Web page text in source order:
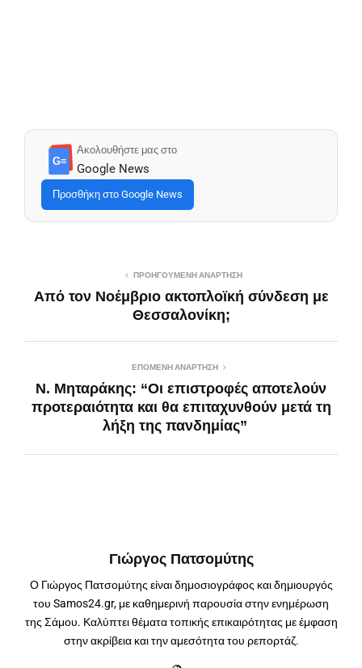
G≡
Ακολουθήστε μας στο
Google News
Προσθήκη στο Google News
ΠΡΟΗΓΟΎΜΕΝΗ ΑΝΆΡΤΗΣΗ
Από τον Νοέμβριο ακτοπλοϊκή σύνδεση με
Θεσσαλονίκη;
ΕΠΌΜΕΝΗ ΑΝΆΡΤΗΣΗ
Ν. Μηταράκης: “Οι επιστροφές αποτελούν
προτεραιότητα και θα επιταχυνθούν μετά τη
λήξη της πανδημίας”
Γιώργος Πατσομύτης
Ο Γιώργος Πατσομύτης είναι δημοσιογράφος και δημιουργός
του Samos24.gr, με καθημερινή παρουσία στην ενημέρωση
της Σάμου. Καλύπτει θέματα τοπικής επικαιρότητας με έμφαση
στην ακρίβεια και την αμεσότητα του ρεπορτάζ.